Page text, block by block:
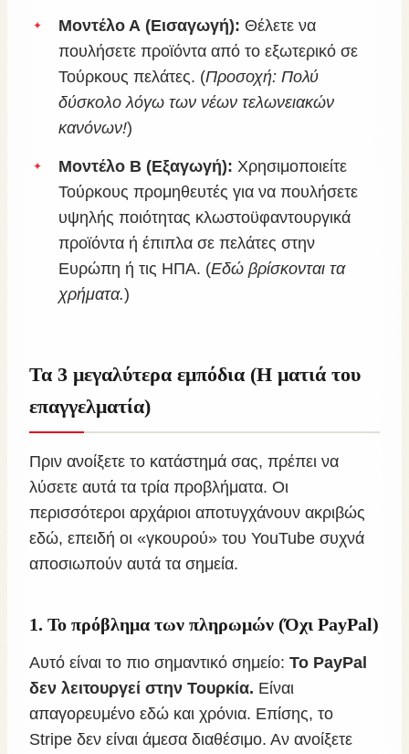
Μοντέλο Α (Εισαγωγή): Θέλετε να
πουλήσετε προϊόντα από το εξωτερικό σε
Τούρκους πελάτες. (Προσοχή: Πολύ
δύσκολο λόγω των νέων τελωνειακών
κανόνων!)
Μοντέλο Β (Εξαγωγή): Χρησιμοποιείτε
Τούρκους προμηθευτές για να πουλήσετε
υψηλής ποιότητας κλωστοϋφαντουργικά
προϊόντα ή έπιπλα σε πελάτες στην
Ευρώπη ή τις ΗΠΑ. (Εδώ βρίσκονται τα
χρήματα.)
Τα 3 μεγαλύτερα εμπόδια (Η ματιά του
επαγγελματία)
Πριν ανοίξετε το κατάστημά σας, πρέπει να
λύσετε αυτά τα τρία προβλήματα. Οι
περισσότεροι αρχάριοι αποτυγχάνουν ακριβώς
εδώ, επειδή οι «γκουρού» του YouTube συχνά
αποσιωπούν αυτά τα σημεία.
1. Το πρόβλημα των πληρωμών (Όχι PayPal)
Αυτό είναι το πιο σημαντικό σημείο: Το PayPal
δεν λειτουργεί στην Τουρκία. Είναι
απαγορευμένο εδώ και χρόνια. Επίσης, το
Stripe δεν είναι άμεσα διαθέσιμο. Αν ανοίξετε